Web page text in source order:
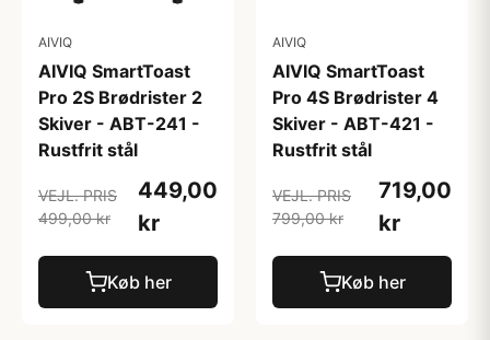
AIVIQ
AIVIQ SmartToast
Pro 2S Brødrister 2
Skiver - ABT-241 -
Rustfrit stål
VEJL. PRIS
499,00 kr
449,00
kr
Køb her
AIVIQ
AIVIQ SmartToast
Pro 4S Brødrister 4
Skiver - ABT-421 -
Rustfrit stål
VEJL. PRIS
799,00 kr
719,00
kr
Køb her